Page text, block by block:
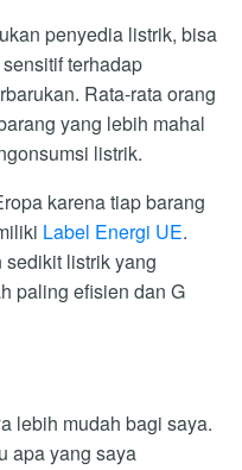
penyedia listrik, bisa
terhadap
Rata-rata orang
yang lebih mahal
listrik.
karena tiap barang
Label Energi UE.
listrik yang
paling efisien dan G
lebih mudah bagi saya.
apa yang saya